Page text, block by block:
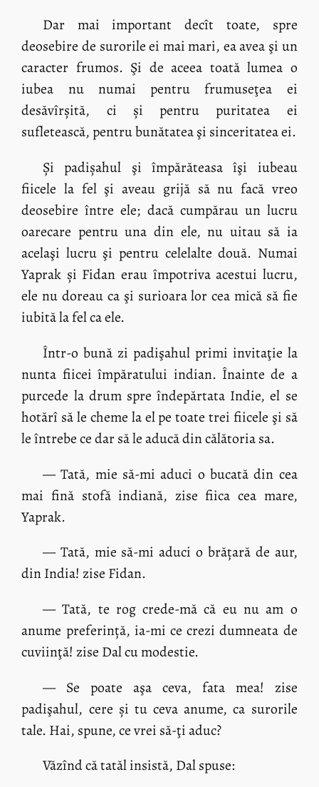
Dar mai important decît toate, spre
deosebire de surorile ei mai mari, ea avea şi un
caracter frumos. Şi de aceea toată lumea o
iubea nu numai pentru frumuseţea ei
desăvîrșită, ci și pentru puritatea ei
sufletească, pentru bunătatea şi sinceritatea ei.
Și padișahul şi împărăteasa îşi iubeau
fiicele la fel şi aveau grijă să nu facă vreo
deosebire între ele; dacă cumpărau un lucru
oarecare pentru una din ele, nu uitau să ia
acelaşi lucru şi pentru celelalte două. Numai
Yaprak și Fidan erau împotriva acestui lucru,
ele nu doreau ca şi surioara lor cea mică să fie
iubită la fel ca ele.
Într-o bună zi padişahul primi invitaţie la
nunta fiicei împăratului indian. Înainte de a
purcede la drum spre îndepărtata Indie, el se
hotărî să le cheme la el pe toate trei fiicele şi să
le întrebe ce dar să le aducă din călătoria sa.
— Tată, mie să-mi aduci o bucată din cea
mai fină stofă indiană, zise fiica cea mare,
Yaprak.
— Tată, mie să-mi aduci o brățară de aur,
din India! zise Fidan.
— Tată, te rog crede-mă că eu nu am o
anume preferință, ia-mi ce crezi dumneata de
cuviinţă! zise Dal cu modestie.
— Se poate aşa ceva, fata mea! zise
padişahul, cere și tu ceva anume, ca surorile
tale. Hai, spune, ce vrei să-ţi aduc?
Văzînd că tatăl insistă, Dal spuse: